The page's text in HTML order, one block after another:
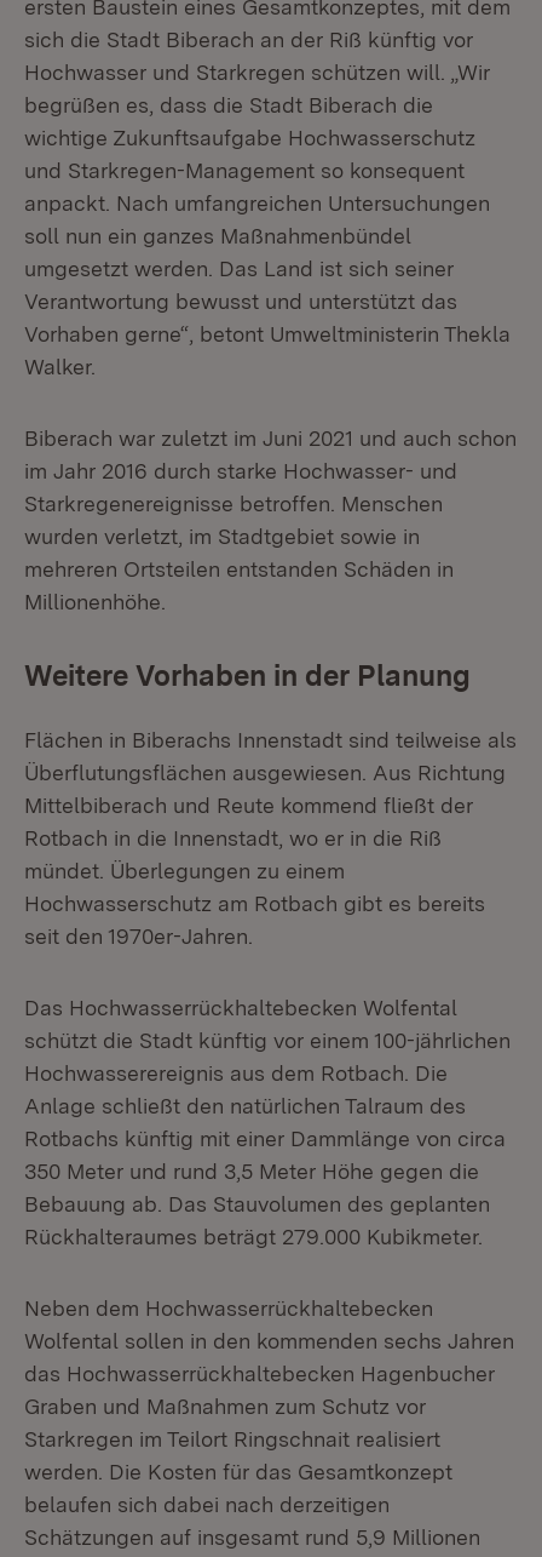
ersten Baustein eines Gesamtkonzeptes, mit dem
sich die Stadt Biberach an der Riß künftig vor
Hochwasser und Starkregen schützen will. „Wir
begrüßen es, dass die Stadt Biberach die
wichtige Zukunftsaufgabe Hochwasserschutz
und Starkregen-Management so konsequent
anpackt. Nach umfangreichen Untersuchungen
soll nun ein ganzes Maßnahmenbündel
umgesetzt werden. Das Land ist sich seiner
Verantwortung bewusst und unterstützt das
Vorhaben gerne“, betont Umweltministerin Thekla
Walker.
Biberach war zuletzt im Juni 2021 und auch schon
im Jahr 2016 durch starke Hochwasser- und
Starkregenereignisse betroffen. Menschen
wurden verletzt, im Stadtgebiet sowie in
mehreren Ortsteilen entstanden Schäden in
Millionenhöhe.
Weitere Vorhaben in der Planung
Flächen in Biberachs Innenstadt sind teilweise als
Überflutungsflächen ausgewiesen. Aus Richtung
Mittelbiberach und Reute kommend fließt der
Rotbach in die Innenstadt, wo er in die Riß
mündet. Überlegungen zu einem
Hochwasserschutz am Rotbach gibt es bereits
seit den 1970er-Jahren.
Das Hochwasserrückhaltebecken Wolfental
schützt die Stadt künftig vor einem 100-jährlichen
Hochwasserereignis aus dem Rotbach. Die
Anlage schließt den natürlichen Talraum des
Rotbachs künftig mit einer Dammlänge von circa
350 Meter und rund 3,5 Meter Höhe gegen die
Bebauung ab. Das Stauvolumen des geplanten
Rückhalteraumes beträgt 279.000 Kubikmeter.
Neben dem Hochwasserrückhaltebecken
Wolfental sollen in den kommenden sechs Jahren
das Hochwasserrückhaltebecken Hagenbucher
Graben und Maßnahmen zum Schutz vor
Starkregen im Teilort Ringschnait realisiert
werden. Die Kosten für das Gesamtkonzept
belaufen sich dabei nach derzeitigen
Schätzungen auf insgesamt rund 5,9 Millionen